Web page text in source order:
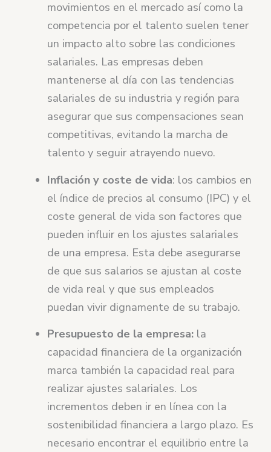
movimientos en el mercado así como la
competencia por el talento suelen tener
un impacto alto sobre las condiciones
salariales. Las empresas deben
mantenerse al día con las tendencias
salariales de su industria y región para
asegurar que sus compensaciones sean
competitivas, evitando la marcha de
talento y seguir atrayendo nuevo.
Inflación y coste de vida: los cambios en
el índice de precios al consumo (IPC) y el
coste general de vida son factores que
pueden influir en los ajustes salariales
de una empresa. Esta debe asegurarse
de que sus salarios se ajustan al coste
de vida real y que sus empleados
puedan vivir dignamente de su trabajo.
Presupuesto de la empresa: la
capacidad financiera de la organización
marca también la capacidad real para
realizar ajustes salariales. Los
incrementos deben ir en línea con la
sostenibilidad financiera a largo plazo. Es
necesario encontrar el equilibrio entre la